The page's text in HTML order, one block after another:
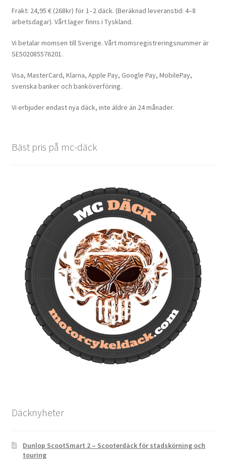
Frakt: 24,95 € (268kr) för 1–2 däck. (Beräknad leveranstid: 4–8
arbetsdagar). Vårt lager finns i Tyskland.
Vi betalar momsen till Sverige. Vårt momsregistreringsnummer är
SE502085576201.
Visa, MasterCard, Klarna, Apple Pay, Google Pay, MobilePay,
svenska banker och banköverföring.
Vi erbjuder endast nya däck, inte äldre än 24 månader.
Bäst pris på mc-däck
Däcknyheter
Dunlop ScootSmart 2 – Scooterdäck för stadskörning och
touring